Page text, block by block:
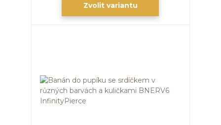
Zvolit variantu